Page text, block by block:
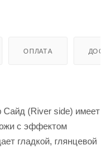
ОПЛАТА
Сайд (River side) имеет
с эффектом
гладкой, глянцевой